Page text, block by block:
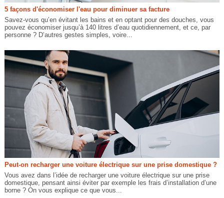
5 façons d'économiser l'eau pour diminuer sa facture
Savez-vous qu’en évitant les bains et en optant pour des douches, vous
pouvez économiser jusqu’à 140 litres d’eau quotidiennement, et ce, par
personne ? D’autres gestes simples, voire...
Peut-on recharger une voiture électrique sur une prise domestique ?
Vous avez dans l’idée de recharger une voiture électrique sur une prise
domestique, pensant ainsi éviter par exemple les frais d’installation d’une
borne ? On vous explique ce que vous...